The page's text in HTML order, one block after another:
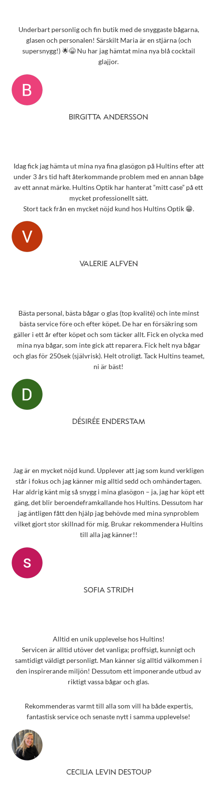
Underbart personlig och fin butik med de snyggaste bågarna,
glasen och personalen! Särskilt Maria är en stjärna (och
supersnygg!) 🌟😁 Nu har jag hämtat mina nya blå cocktail
glajjor.
BIRGITTA ANDERSSON
Idag fick jag hämta ut mina nya fina glasögon på Hultins efter att
under 3 års tid haft återkommande problem med en annan båge
av ett annat märke. Hultins Optik har hanterat ”mitt case” på ett
mycket professionellt sätt.
Stort tack från en mycket nöjd kund hos Hultins Optik 😁.
VALERIE ALFVEN
Bästa personal, bästa bågar o glas (top kvalité) och inte minst
bästa service före och efter köpet. De har en försäkring som
gäller i ett år efter köpet och som täcker allt. Fick en olycka med
mina nya bågar, som inte gick att reparera. Fick helt nya bågar
och glas för 250sek (självrisk). Helt otroligt. Tack Hultins teamet,
ni är bäst!
DÉSIRÉE ENDERSTAM
Jag är en mycket nöjd kund. Upplever att jag som kund verkligen
står i fokus och jag känner mig alltid sedd och omhändertagen.
Har aldrig känt mig så snygg i mina glasögon – ja, jag har köpt ett
gäng, det blir beroendeframkallande hos Hultins. Dessutom har
jag äntligen fått den hjälp jag behövde med mina synproblem
vilket gjort stor skillnad för mig. Brukar rekommendera Hultins
till alla jag känner!!
SOFIA STRIDH
Alltid en unik upplevelse hos Hultins!
Servicen är alltid utöver det vanliga; proffsigt, kunnigt och
samtidigt väldigt personligt. Man känner sig alltid välkommen i
den inspirerande miljön! Dessutom ett imponerande utbud av
riktigt vassa bågar och glas.
Rekommenderas varmt till alla som vill ha både expertis,
fantastisk service och senaste nytt i samma upplevelse!
CECILIA LEVIN DESTOUP